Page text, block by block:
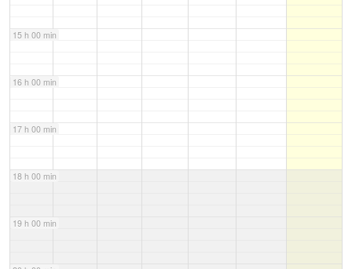
15 h 00 min
16 h 00 min
17 h 00 min
18 h 00 min
19 h 00 min